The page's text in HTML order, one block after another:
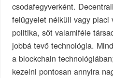
csodafegyverként.
felügyelet nélküli vagy piaci
politika, sőt valamiféle
jobbá tevő technológia.
a blockchain
kezelni pontosan annyira